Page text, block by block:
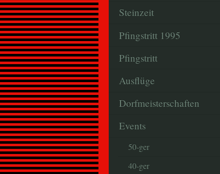
Steinzeit
Pfingstritt 1995
Pfingstritt
Ausflüge
Dorfmeisterschaften
Events
50-ger
40-ger